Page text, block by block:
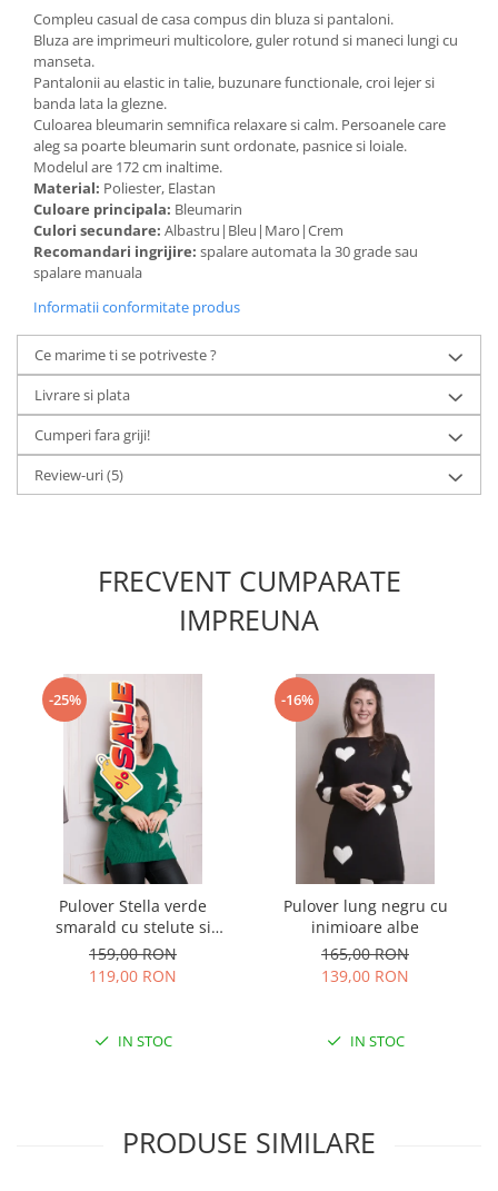
Compleu casual de casa compus din bluza si pantaloni.
Bluza are imprimeuri multicolore, guler rotund si maneci lungi cu
manseta.
Pantalonii au elastic in talie, buzunare functionale, croi lejer si
banda lata la glezne.
Culoarea bleumarin semnifica relaxare si calm. Persoanele care
aleg sa poarte bleumarin sunt ordonate, pasnice si loiale.
Modelul are 172 cm inaltime.
Material: Poliester, Elastan
Culoare principala: Bleumarin
Culori secundare: Albastru|Bleu|Maro|Crem
Recomandari ingrijire: spalare automata la 30 grade sau
spalare manuala
Informatii conformitate produs
Ce marime ti se potriveste ?
Livrare si plata
Cumperi fara griji!
Review-uri(5)
FRECVENT CUMPARATE
IMPREUNA
-25%
Pulover Stella verde
smarald cu stelute si
decolteu in V
159,00 RON
119,00 RON
IN STOC
-16%
Pulover lung negru cu
inimioare albe
165,00 RON
139,00 RON
IN STOC
PRODUSE SIMILARE